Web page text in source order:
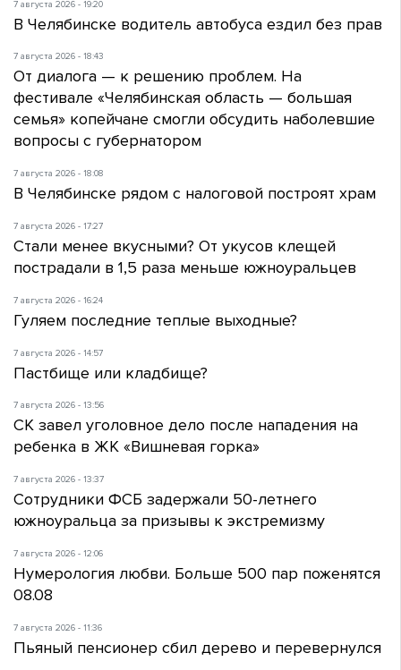
7 августа 2026 - 19:20
В Челябинске водитель автобуса ездил без прав
7 августа 2026 - 18:43
От диалога — к решению проблем. На
фестивале «Челябинская область — большая
семья» копейчане смогли обсудить наболевшие
вопросы с губернатором
7 августа 2026 - 18:08
В Челябинске рядом с налоговой построят храм
7 августа 2026 - 17:27
Стали менее вкусными? От укусов клещей
пострадали в 1,5 раза меньше южноуральцев
7 августа 2026 - 16:24
Гуляем последние теплые выходные?
7 августа 2026 - 14:57
Пастбище или кладбище?
7 августа 2026 - 13:56
СК завел уголовное дело после нападения на
ребенка в ЖК «Вишневая горка»
7 августа 2026 - 13:37
Сотрудники ФСБ задержали 50-летнего
южноуральца за призывы к экстремизму
7 августа 2026 - 12:06
Нумерология любви. Больше 500 пар поженятся
08.08
7 августа 2026 - 11:36
Пьяный пенсионер сбил дерево и перевернулся